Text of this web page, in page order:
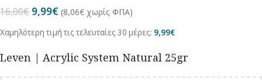
16,00€ 9,99€ (8,06€ χωρίς ΦΠΑ)
Χαμηλότερη τιμή τις τελευταίες 30 μέρες: 9,99€
Leven | Acrylic System Natural 25gr